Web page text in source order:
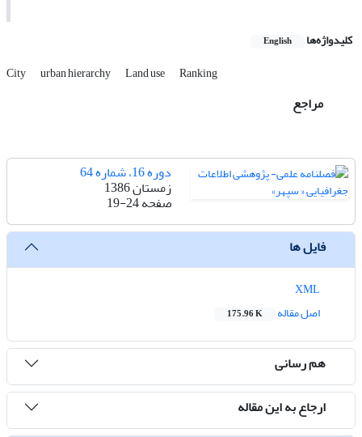
کلیدواژه‌ها English
City urban hierarchy Land use Ranking
مراجع
دوره 16، شماره 64
زمستان 1386
صفحه19-24
فایل ها
اصل مقاله
175.96 K
هم رسانی
ارجاع به این مقاله